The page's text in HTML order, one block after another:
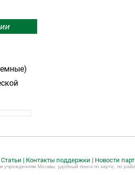
Статьи | Контакты поддержки | Новости
учреждениям Москвы, удобный поиск по карте, по